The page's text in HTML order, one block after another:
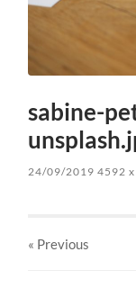
sabine-
24/09/2019 4592x
« Previous